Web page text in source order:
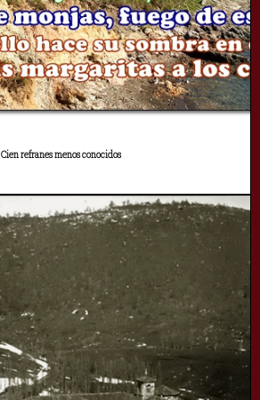
Cien refranes menos conocidos